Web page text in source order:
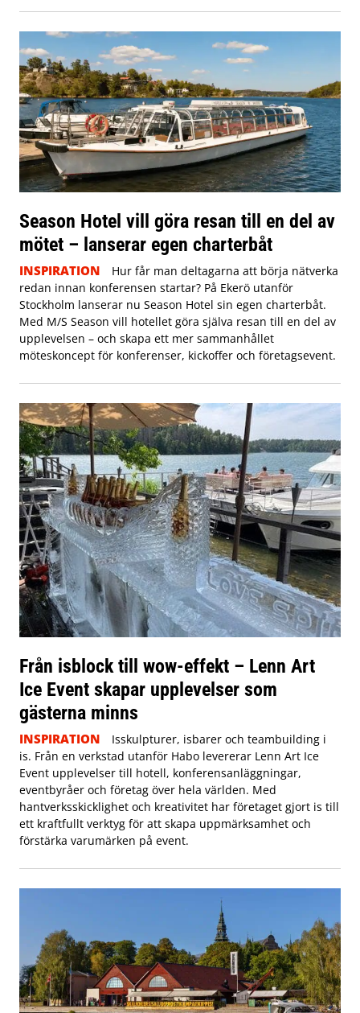
Season Hotel vill göra resan till en del av
mötet – lanserar egen charterbåt
INSPIRATION
Hur får man deltagarna att börja nätverka
redan innan konferensen startar? På Ekerö utanför
Stockholm lanserar nu Season Hotel sin egen charterbåt.
Med M/S Season vill hotellet göra själva resan till en del av
upplevelsen – och skapa ett mer sammanhållet
möteskoncept för konferenser, kickoffer och företagsevent.
Från isblock till wow-effekt – Lenn Art
Ice Event skapar upplevelser som
gästerna minns
INSPIRATION
Isskulpturer, isbarer och teambuilding i
is. Från en verkstad utanför Habo levererar Lenn Art Ice
Event upplevelser till hotell, konferensanläggningar,
eventbyråer och företag över hela världen. Med
hantverksskicklighet och kreativitet har företaget gjort is till
ett kraftfullt verktyg för att skapa uppmärksamhet och
förstärka varumärken på event.